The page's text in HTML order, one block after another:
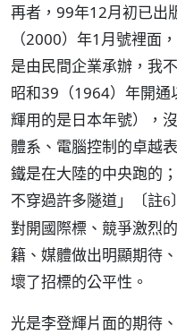
再者，99年12月初已出
（2000）年1月號裡面
是由民間企業承辦，我
昭和39（1964）年開通
輝用的是日本年號），
體系、電腦控制的卓越
鐵是在大陸的中央跑的
不穿過許多隧道」
〔註6〕
對開國際標、競爭激烈
籍、媒體做出明顯期待
壞了招標的公平性。
光是李登輝片面的期待